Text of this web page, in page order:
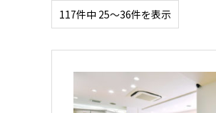
117件中 25〜36件を表示